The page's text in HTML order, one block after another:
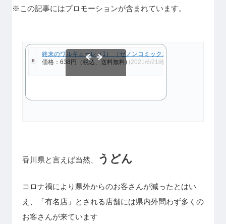
※この記事にはプロモーションが含まれています。
終末のワルキューレ（1） （ゼノンコミックス） [ アジチカ ]
価格：638円（税込、送料無料) (2021/6/21時点)
香川県と言えば当然、 うどん
コロナ禍により県外からのお客さんが減ったとはい
え、「有名店」とされる店舗には県内外問わず多くの
お客さんが来ています